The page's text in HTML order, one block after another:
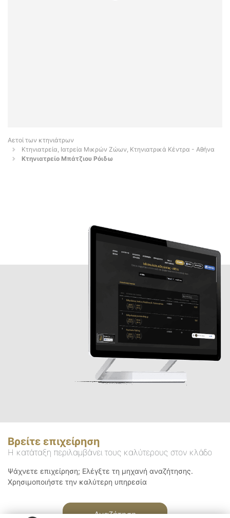
Αετοί των κτηνιάτρων
Κτηνιατρεία, Ιατρεία Μικρών Ζώων, Κτηνιατρικά Κέντρα - Αθήνα
Κτηνιατρείο Μπάτζιου Ρόιδω
Βρείτε επιχείρηση
Η κατάταξη περιλαμβάνει τους καλύτερους στον κλάδο
Ψάχνετε επιχείρηση; Ελέγξτε τη μηχανή αναζήτησης.
Χρησιμοποιήστε την καλύτερη υπηρεσία
Αναζήτηση